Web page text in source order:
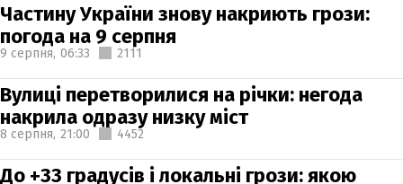
Частину України знову накриють грози:
погода на 9 серпня
9 серпня, 06:33 2111
Вулиці перетворилися на річки: негода
накрила одразу низку міст
8 серпня, 21:00 4452
До +33 градусів і локальні грози: якою